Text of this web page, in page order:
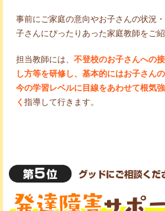
事前にご家庭の意向やお子さんの状況
子さんにぴったりあった家庭教師をご紹
担当教師には、 不登校のお子さんへの接
し方等を研修し、基本的にはお子さんの
今の学習レベルに目線をあわせて根気強
く 指導して行きます。